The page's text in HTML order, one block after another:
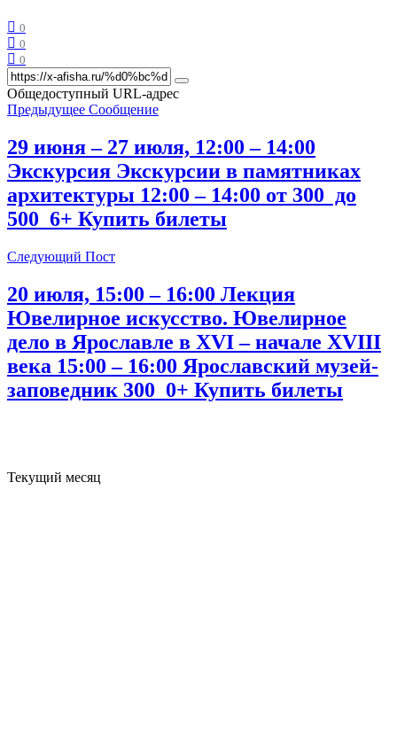
0
0
0
Общедоступный URL-адрес
Предыдущее Сообщение
29 июня – 27 июля, 12:00 – 14:00
Экскурсия Экскурсии в памятниках
архитектуры 12:00 – 14:00 от 300 до
500 6+ Купить билеты
Следующий Пост
20 июля, 15:00 – 16:00 Лекция
Ювелирное искусство. Ювелирное
дело в Ярославле в XVI – начале XVIII
века 15:00 – 16:00 Ярославский музей-
заповедник 300 0+ Купить билеты
Текущий месяц